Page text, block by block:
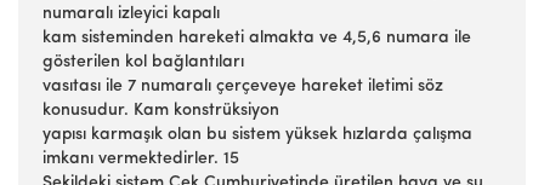
numaralı izleyici kapalı
kam sisteminden hareketi almakta ve 4,5,6 numara ile
gösterilen kol bağlantıları
vasıtası ile 7 numaralı çerçeveye hareket iletimi söz
konusudur. Kam konstrüksiyon
yapısı karmaşık olan bu sistem yüksek hızlarda çalışma
imkanı vermektedirler. 15